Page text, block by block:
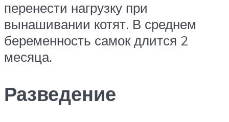
перенести нагрузку при
вынашивании котят. В среднем
беременность самок длится 2
месяца.
Разведение